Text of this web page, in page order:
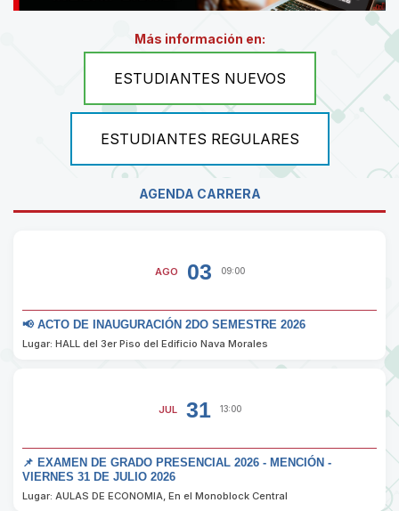
Más información en:
ESTUDIANTES NUEVOS
ESTUDIANTES REGULARES
AGENDA CARRERA
AGO 03 09:00
📢 ACTO DE INAUGURACIÓN 2DO SEMESTRE 2026
Lugar: HALL del 3er Piso del Edificio Nava Morales
JUL 31 13:00
📌 EXAMEN DE GRADO PRESENCIAL 2026 - MENCIÓN -
VIERNES 31 DE JULIO 2026
Lugar: AULAS DE ECONOMIA, En el Monoblock Central